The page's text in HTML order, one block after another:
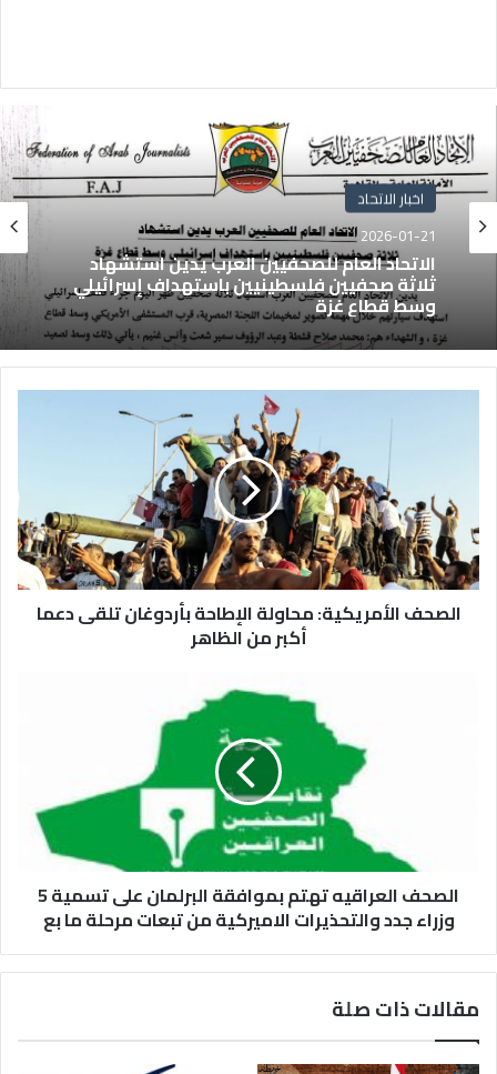
اخبار الاتحاد
2026-01-21
الاتحاد العام للصحفيين العرب يدين استشهاد
ثلاثة صحفيين فلسطينيين باستهداف إسرائيلي
وسط قطاع غزة
الصحف الأمريكية: محاولة الإطاحة بأردوغان تلقى دعما
أكبر من الظاهر
الصحف العراقيه تهتم بموافقة البرلمان على تسمية 5
وزراء جدد والتحذيرات الاميركية من تبعات مرحلة ما بع
مقالات ذات صلة